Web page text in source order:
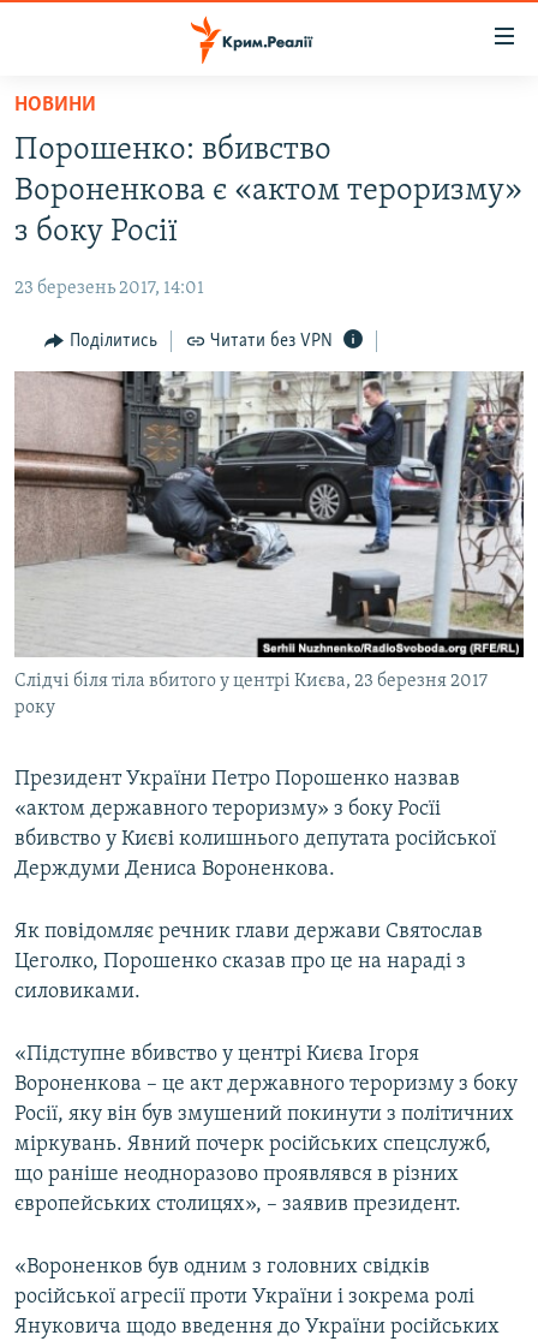
Перейти
основного
матеріалу
Перейти
до
основної
навігації
Перейти
до
ВОДА.КРИМ
ВІДЕО ТА ФОТО
БЛОГИ
ПОГЛЯД
ІНТЕРВ'Ю
ВСЕ ЗА ДЕНЬ
СПЕЦПРОЕКТИ
ДЕПОРТАЦІЯ
ВІДЕОУРОКИ «ELIFBE»
УКРАЇНСЬКА ПРОБЛЕМА КРИМУ
ІНФОГРАФІКА
ЯК ОБІЙТИ БЛОКУВАННЯ
ДОЛУЧАЙСЯ!
Усі сайти RFE/RL
НОВИНИ
Порошенко: вбивство
Вороненкова є «актом тероризму»
з боку Росії
23 березень 2017, 14:01
Поділитись Читати без VPN
Слідчі біля тіла вбитого у центрі Києва, 23 березня 2017
року
Президент України Петро Порошенко назвав
«актом державного тероризму» з боку Росїі
вбивство у Києві колишнього депутата російської
Держдуми Дениса Вороненкова.
Як повідомляє речник глави держави Святослав
Цеголко, Порошенко сказав про це на нараді з
силовиками.
«Підступне вбивство у центрі Києва Ігоря
Вороненкова – це акт державного тероризму з боку
Росії, яку він був змушений покинути з політичних
міркувань. Явний почерк російських спецслужб,
що раніше неодноразово проявлявся в різних
європейських столицях», – заявив президент.
«Вороненков був одним з головних свідків
російської агресії проти України і зокрема ролі
Януковича щодо введення до України російських